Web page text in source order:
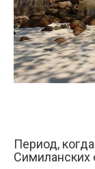
Период,
Симиланских